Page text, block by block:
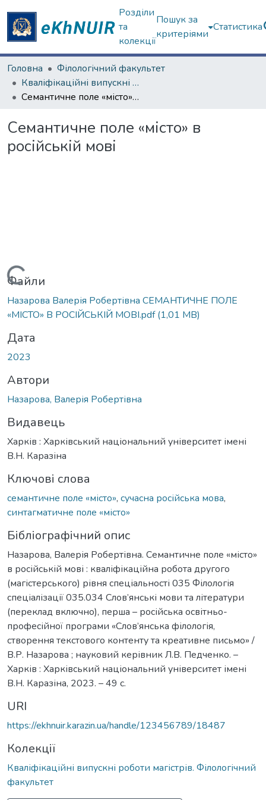
Розділи
та
колекції
Пошук за
критеріями
Статистика
Головна
Філологічний факультет
Кваліфікаційні випускні роботи магістрів. Філологічний факультет
Семантичне поле «місто» в російській мові
Семантичне поле «місто» в
російській мові
Вантажиться...
Файли
Назарова Валерія Робертівна СЕМАНТИЧНЕ ПОЛЕ
«МІСТО» В РОСІЙСЬКІЙ МОВІ.pdf(1,01 MB)
Дата
2023
Автори
Назарова, Валерія Робертівна
Видавець
Харків : Харківський національний університет імені
В.Н. Каразіна
Ключові слова
семантичне поле «місто», сучасна російська мова,
синтагматичне поле «місто»
Бібліографічний опис
Назарова, Валерія Робертівна. Семантичне поле «місто»
в російській мові : кваліфікаційна робота другого
(магістерського) рівня спеціальності 035 Філологія
спеціалізації 035.034 Слов’янські мови та літератури
(переклад включно), перша – російська освітньо-
професійної програми «Слов’янська філологія,
створення текстового контенту та креативне письмо» /
В.Р. Назарова ; науковий керівник Л.В. Педченко. –
Харків : Харківський національний університет імені
В.Н. Каразіна, 2023. – 49 с.
URI
https://ekhnuir.karazin.ua/handle/123456789/18487
Колекції
Кваліфікаційні випускні роботи магістрів. Філологічний
факультет